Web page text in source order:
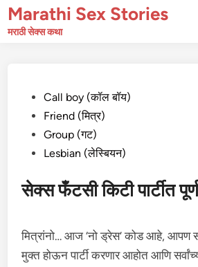
Skip
toMarathi Sex Stories
मराठी सेक्स कथा
PostedCall boy (कॉल बॉय)
Friend (मित्र)
Group (गट)
Lesbian (लेस्बियन)
सेक्स फँटसी किटी पार्टीत
मित्रांनो… आज ‘नो ड्रेस’ कोड आहे, आपण
मुक्त होऊन पार्टी करणार आहोत आणि